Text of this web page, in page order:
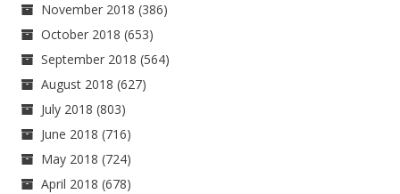
November 2018 (386)
October 2018 (653)
September 2018 (564)
August 2018 (627)
July 2018 (803)
June 2018 (716)
May 2018 (724)
April 2018 (678)